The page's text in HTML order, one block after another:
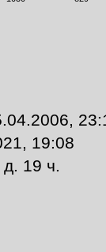
19:08
д. 19 ч.